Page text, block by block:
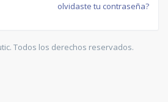
olvidaste tu contraseña?
Todos los derechos reservados.